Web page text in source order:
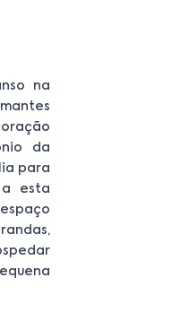
na
da
para
esta